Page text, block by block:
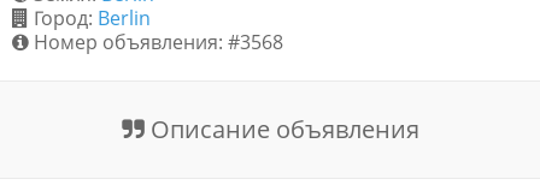
Город: Berlin
Номер объявления: #3568
Описание объявления